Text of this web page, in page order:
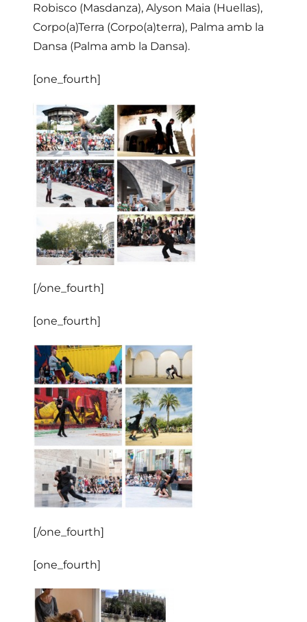
Robisco (Masdanza), Alyson Maia (Huellas),
Corpo(a)Terra (Corpo(a)terra), Palma amb la
Dansa (Palma amb la Dansa).
[one_fourth]
[/one_fourth]
[one_fourth]
[/one_fourth]
[one_fourth]